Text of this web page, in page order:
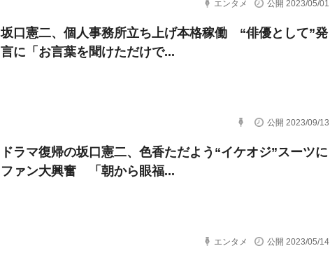
エンタメ 公開 2023/05/01
坂口憲二、個人事務所立ち上げ本格稼働 “俳優として”発
言に「お言葉を聞けただけで...
公開 2023/09/13
ドラマ復帰の坂口憲二、色香ただよう“イケオジ”スーツに
ファン大興奮 「朝から眼福...
エンタメ 公開 2023/05/14